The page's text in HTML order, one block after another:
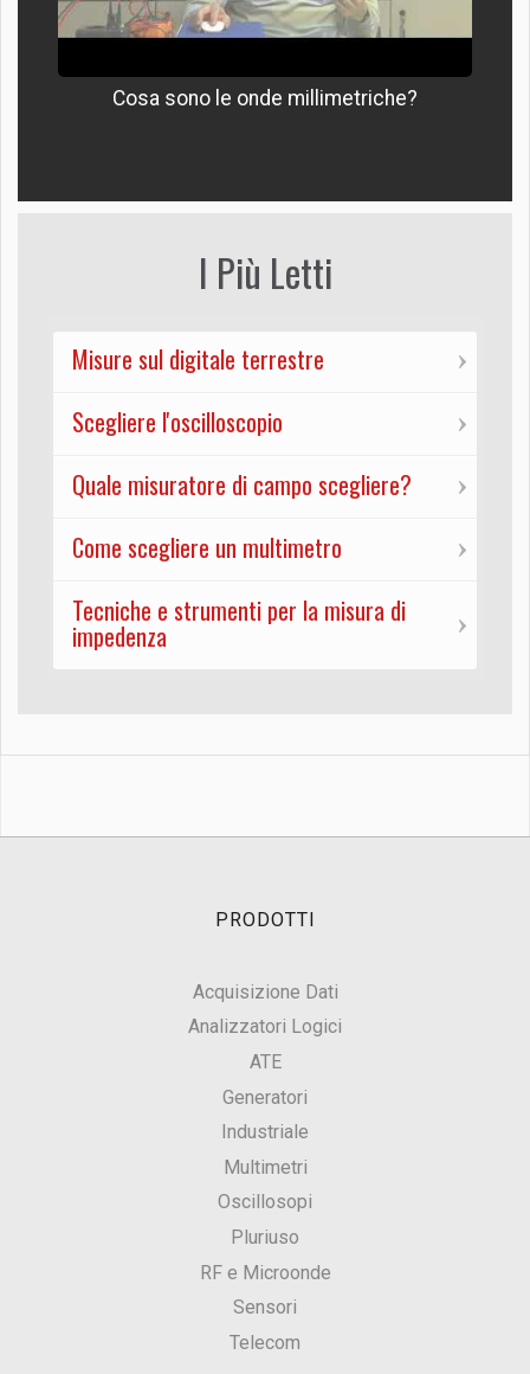
Cosa sono le onde millimetriche?
I Più Letti
Misure sul digitale terrestre
Scegliere l'oscilloscopio
Quale misuratore di campo scegliere?
Come scegliere un multimetro
Tecniche e strumenti per la misura di
impedenza
PRODOTTI
Acquisizione Dati
Analizzatori Logici
ATE
Generatori
Industriale
Multimetri
Oscillosopi
Pluriuso
RF e Microonde
Sensori
Telecom